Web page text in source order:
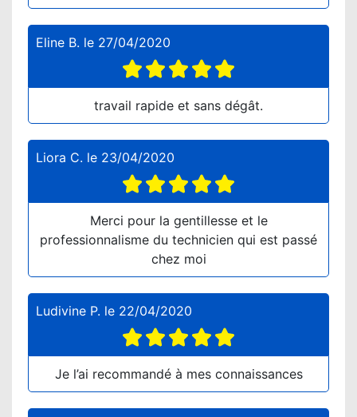
Eline B. le 27/04/2020
travail rapide et sans dégât.
Liora C. le 23/04/2020
Merci pour la gentillesse et le
professionnalisme du technicien qui est passé
chez moi
Ludivine P. le 22/04/2020
Je l’ai recommandé à mes connaissances